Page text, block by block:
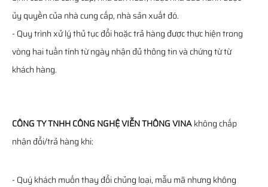
ủy quyền của nhà cung cấp, nhà sản xuất đó.
- Quy trình xử lý thủ tục đổi hoặc trả hàng được thực hiện trong
vòng hai tuần tính từ ngày nhận đủ thông tin và chứng từ từ
khách hàng.
CÔNG TY TNHH CÔNG NGHỆ VIỄN THÔNG VINAkhông chấp
nhận đổi/trả hàng khi:
- Quý khách muốn thay đổi chủng loại, mẫu mã nhưng không